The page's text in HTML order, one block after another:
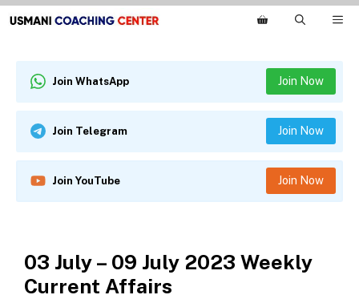
Skip
to
Join WhatsApp Join Now
Join Telegram Join Now
Join YouTube Join Now
03 July – 09 July 2023 Weekly
Current Affairs